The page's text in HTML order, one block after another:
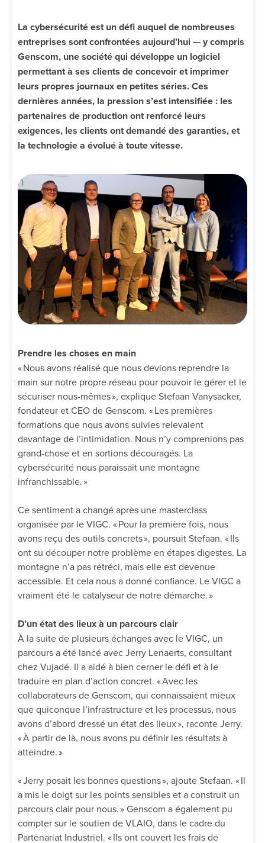
La cybersécurité est un défi auquel de nombreuses
entreprises sont confrontées aujourd’hui — y compris
Genscom, une société qui développe un logiciel
permettant à ses clients de concevoir et imprimer
leurs propres journaux en petites séries. Ces
dernières années, la pression s’est intensifiée : les
partenaires de production ont renforcé leurs
exigences, les clients ont demandé des garanties, et
la technologie a évolué à toute vitesse.
Prendre les choses en main
« Nous avons réalisé que nous devions reprendre la
main sur notre propre réseau pour pouvoir le gérer et le
sécuriser nous-mêmes », explique Stefaan Vanysacker,
fondateur et CEO de Genscom. « Les premières
formations que nous avons suivies relevaient
davantage de l’intimidation. Nous n’y comprenions pas
grand-chose et en sortions découragés. La
cybersécurité nous paraissait une montagne
infranchissable. »
Ce sentiment a changé après une masterclass
organisée par le VIGC. « Pour la première fois, nous
avons reçu des outils concrets », poursuit Stefaan. « Ils
ont su découper notre problème en étapes digestes. La
montagne n’a pas rétréci, mais elle est devenue
accessible. Et cela nous a donné confiance. Le VIGC a
vraiment été le catalyseur de notre démarche. »
D’un état des lieux à un parcours clair
À la suite de plusieurs échanges avec le VIGC, un
parcours a été lancé avec Jerry Lenaerts, consultant
chez Vujadé. Il a aidé à bien cerner le défi et à le
traduire en plan d’action concret. « Avec les
collaborateurs de Genscom, qui connaissaient mieux
que quiconque l’infrastructure et les processus, nous
avons d’abord dressé un état des lieux », raconte Jerry.
« À partir de là, nous avons pu définir les résultats à
atteindre. »
« Jerry posait les bonnes questions », ajoute Stefaan. « Il
a mis le doigt sur les points sensibles et a construit un
parcours clair pour nous. » Genscom a également pu
compter sur le soutien de VLAIO, dans le cadre du
Partenariat Industriel. « Ils ont couvert les frais de